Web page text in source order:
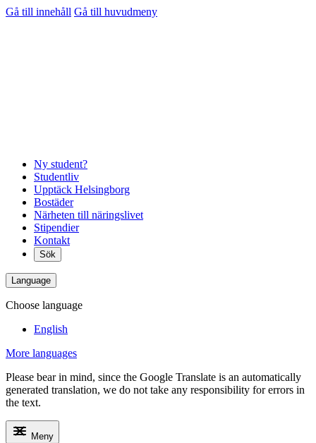
Gå till innehåll Gå till huvudmeny
Ny student?
Studentliv
Upptäck Helsingborg
Bostäder
Närheten till näringslivet
Stipendier
Kontakt
Sök
Language
Choose language
English
More languages
Please bear in mind, since the Google Translate is an automatically
generated translation, we do not take any responsibility for errors in
the text.
Meny